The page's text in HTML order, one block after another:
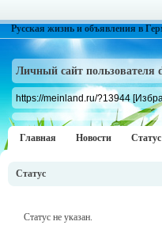
Русская жизнь и объявления в
Личный сайт пользователя
https://meinland.ru/?13944
Главная Новости Статус
Статус
Статус не указан.